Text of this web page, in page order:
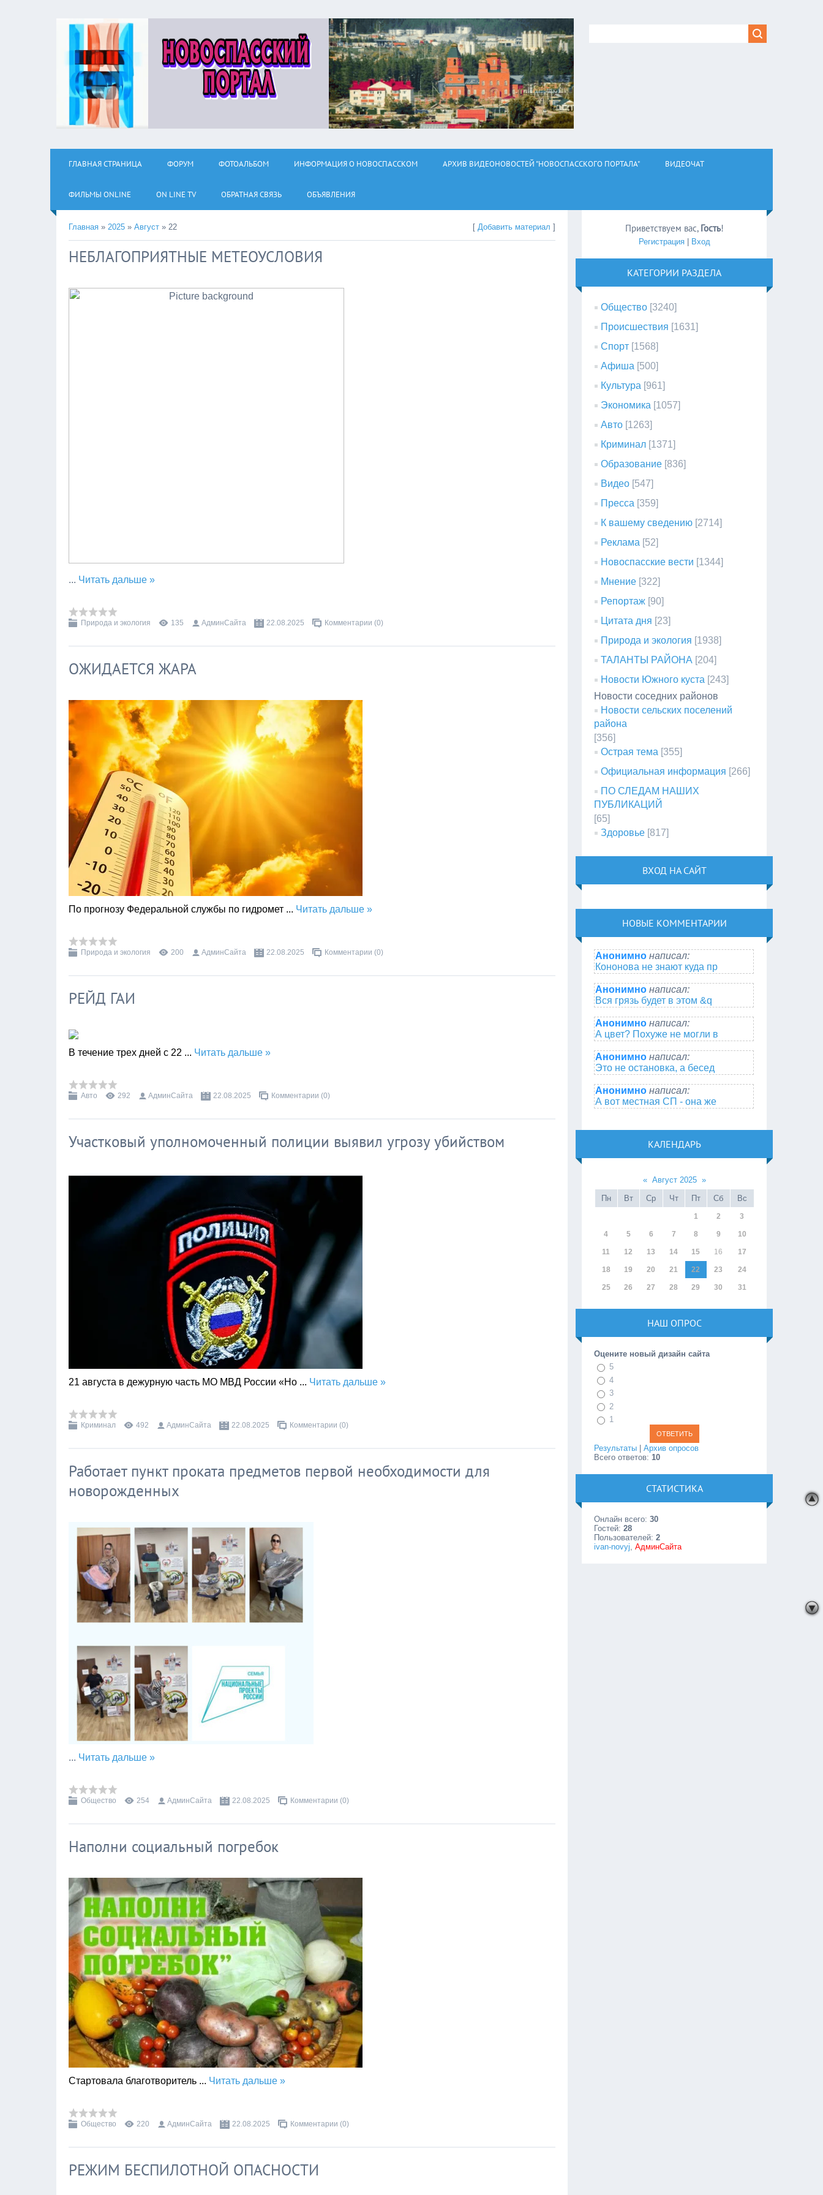
ГЛАВНАЯ СТРАНИЦА ФОРУМ ФОТОАЛЬБОМ ИНФОРМАЦИЯ О НОВОСПАССКОМ АРХИВ ВИДЕОНОВОСТЕЙ "НОВОСПАССКОГО ПОРТАЛА" ВИДЕОЧАТ
ФИЛЬМЫ ОNLINE ON LINE TV ОБРАТНАЯ СВЯЗЬ ОБЪЯВЛЕНИЯ
Главная » 2025 » Август » 22 [Добавить материал ]
НЕБЛАГОПРИЯТНЫЕ МЕТЕОУСЛОВИЯ
... Читать дальше »
Природа и экология 135 АдминСайта 22.08.2025 Комментарии (0)
ОЖИДАЕТСЯ ЖАРА
По прогнозу Федеральной службы по гидромет ... Читать дальше »
Природа и экология 200 АдминСайта 22.08.2025 Комментарии (0)
РЕЙД ГАИ
В течение трех дней с 22 ... Читать дальше »
Авто 292 АдминСайта 22.08.2025 Комментарии (0)
Участковый уполномоченный полиции выявил угрозу убийством
21 августа в дежурную часть МО МВД России «Но ... Читать дальше »
Криминал 492 АдминСайта 22.08.2025 Комментарии (0)
Работает пункт проката предметов первой необходимости для
новорожденных
... Читать дальше »
Общество 254 АдминСайта 22.08.2025 Комментарии (0)
Наполни социальный погребок
Стартовала благотворитель ... Читать дальше »
Общество 220 АдминСайта 22.08.2025 Комментарии (0)
РЕЖИМ БЕСПИЛОТНОЙ ОПАСНОСТИ
Приветствуем вас, Гость!
Регистрация| Вход
КАТЕГОРИИ РАЗДЕЛА
Общество [3240]
Происшествия [1631]
Спорт [1568]
Афиша [500]
Культура [961]
Экономика [1057]
Авто [1263]
Криминал [1371]
Образование [836]
Видео [547]
Пресса [359]
К вашему сведению [2714]
Реклама [52]
Новоспасские вести [1344]
Мнение [322]
Репортаж [90]
Цитата дня [23]
Природа и экология [1938]
ТАЛАНТЫ РАЙОНА [204]
Новости Южного куста [243]
Новости соседних районов
Новости сельских поселений
района
[356]
Острая тема [355]
Официальная информация [266]
ПО СЛЕДАМ НАШИХ
ПУБЛИКАЦИЙ
[65]
Здоровье [817]
ВХОД НА САЙТ
НОВЫЕ КОММЕНТАРИИ
Анонимно написал:
Кононова не знают куда пр
Анонимно написал:
Вся грязь будет в этом &q
Анонимно написал:
А цвет? Похуже не могли в
Анонимно написал:
Это не остановка, а бесед
Анонимно написал:
А вот местная СП - она же
КАЛЕНДАРЬ
« Август 2025 »
Пн
Вт Ср Чт Пт Сб Вс
1 2 3
4 5 6 7 8 9 10
11 12 13 14 15 16 17
18 19 20 21 22 23 24
25 26 27 28 29 30 31
НАШ ОПРОС
Оцените новый дизайн сайта
5
4
3
2
1
Результаты |Архив опросов
Всего ответов: 10
СТАТИСТИКА
Онлайн всего:30
Гостей:28
Пользователей:2
ivan-novyj ,АдминСайта